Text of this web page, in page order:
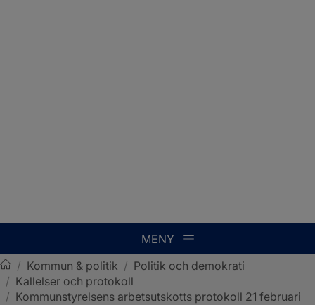
MENY
Sotenäs kommun
/ Kommun & politik / Politik och demokrati
/ Kallelser och protokoll
/ Kommunstyrelsens arbetsutskotts protokoll 21 februari